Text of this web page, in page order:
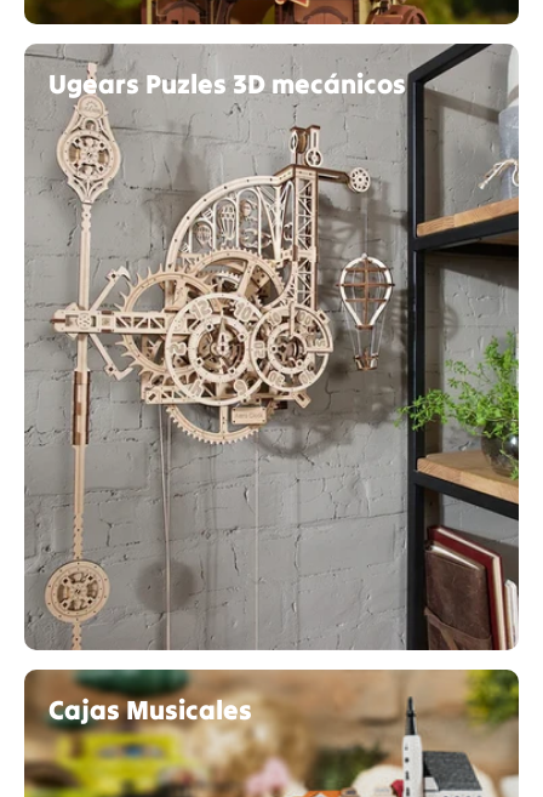
Ugears Puzles 3D mecánicos
Cajas Musicales